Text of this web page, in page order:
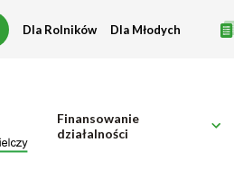
Dla Rolników Dla Młodych
Finansowanie
działalności